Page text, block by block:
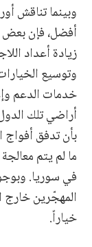
وبينما تناقش
أفضل، فإن بعض
زيادة أعداد
وتوسيع
خدمات الدعم
أراضي تلك
بأن تدفق
ما لم يتم
في سوريا.
المهجّرين خارج
خياراً.